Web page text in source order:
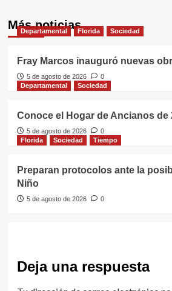
Más noticias
Departamental Florida Sociedad
Fray Marcos inauguró nuevas
5 de agosto de 2026
0
Departamental
Sociedad
Conoce el Hogar de Ancianos de
5 de agosto de 2026
0
Florida
Sociedad Tiempo
Preparan protocolos ante la
Niño
5 de agosto de 2026 0
Deja una respuesta